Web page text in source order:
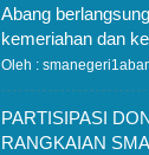
Abang
kemeriahan dan
Oleh :
PARTISIPASI
RANGKAIAN